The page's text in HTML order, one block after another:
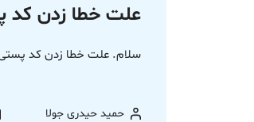
علت خطا زدن کد
سلام. علت خطا زدن کد
حمید حیدری جولا